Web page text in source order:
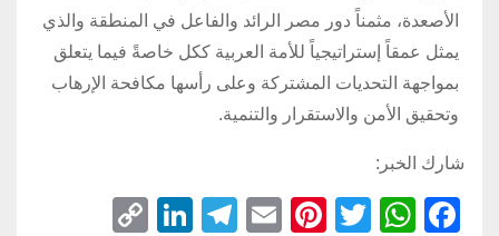
الأصعدة، مثمناً دور مصر الرائد والفاعل في المنطقة والذي
يمثل عمقاً إستراتيجياً للأمة العربية ككل خاصةً فيما يتعلق
بمواجهة التحديات المشتركة وعلى رأسها مكافحة الإرهاب
وتحقيق الأمن والاستقرار والتنمية.
شارك الخبر:
F
W
T
Pi
E
T
Li